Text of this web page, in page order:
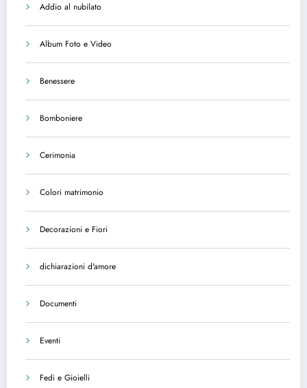
Addio al nubilato
Album Foto e Video
Benessere
Bomboniere
Cerimonia
Colori matrimonio
Decorazioni e Fiori
dichiarazioni d'amore
Documenti
Eventi
Fedi e Gioielli